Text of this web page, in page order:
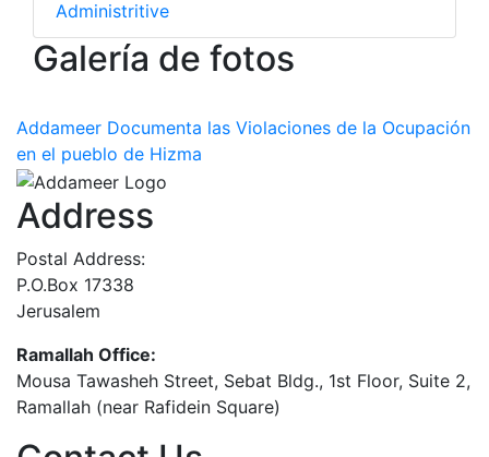
Administritive
Galería de fotos
Addameer Documenta las Violaciones de la Ocupación
en el pueblo de Hizma
Address
Postal Address:
P.O.Box 17338
Jerusalem
Ramallah Office:
Mousa Tawasheh Street, Sebat Bldg., 1st Floor, Suite 2,
Ramallah (near Rafidein Square)